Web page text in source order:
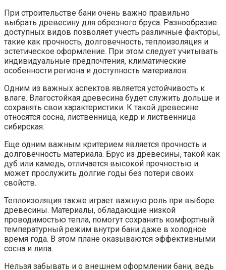
При строительстве бани очень важно правильно
выбрать древесину для обрезного бруса. Разнообразие
доступных видов позволяет учесть различные факторы,
такие как прочность, долговечность, теплоизоляция и
эстетическое оформление. При этом следует учитывать
индивидуальные предпочтения, климатические
особенности региона и доступность материалов.
Одним из важных аспектов является устойчивость к
влаге. Влагостойкая древесина будет служить дольше и
сохранять свои характеристики. К такой древесине
относятся сосна, лиственница, кедр и лиственница
сибирская.
Еще одним важным критерием является прочность и
долговечность материала. Брус из древесины, такой как
дуб или камедь, отличается высокой прочностью и
может прослужить долгие годы без потери своих
свойств.
Теплоизоляция также играет важную роль при выборе
древесины. Материалы, обладающие низкой
проводимостью тепла, помогут сохранить комфортный
температурный режим внутри бани даже в холодное
время года. В этом плане оказываются эффективными
сосна и липа.
Нельзя забывать и о внешнем оформлении бани, ведь